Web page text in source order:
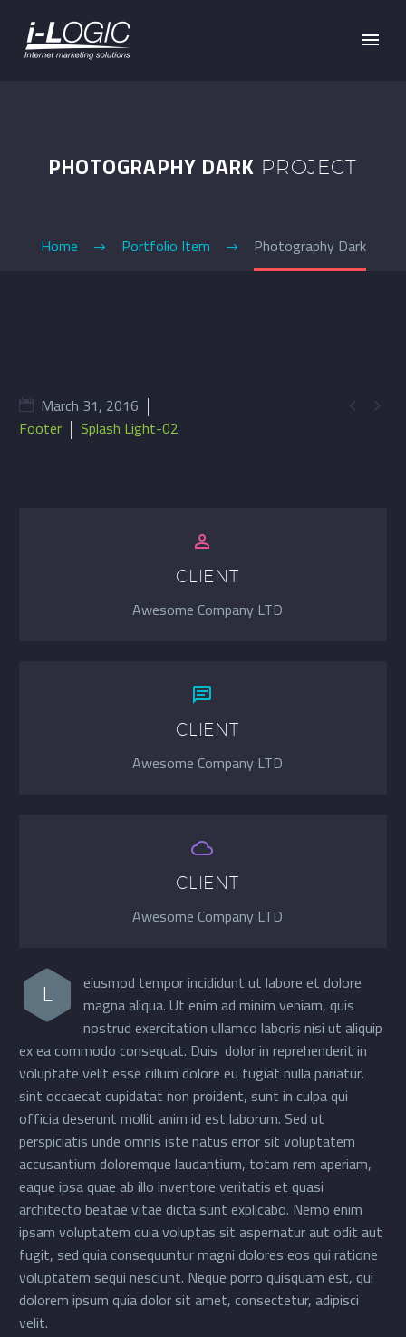
PHOTOGRAPHY DARK PROJECT
Home Portfolio Item Photography Dark
 
March 31, 2016
Footer
Splash Light-02


CLIENT
Awesome Company LTD


CLIENT
Awesome Company LTD


CLIENT
Awesome Company LTD
L
eiusmod tempor incididunt ut labore et dolore
magna aliqua. Ut enim ad minim veniam, quis
nostrud exercitation ullamco laboris nisi ut aliquip
ex ea commodo consequat. Duis dolor in reprehenderit in
voluptate velit esse cillum dolore eu fugiat nulla pariatur.
sint occaecat cupidatat non proident, sunt in culpa qui
officia deserunt mollit anim id est laborum. Sed ut
perspiciatis unde omnis iste natus error sit voluptatem
accusantium doloremque laudantium, totam rem aperiam,
eaque ipsa quae ab illo inventore veritatis et quasi
architecto beatae vitae dicta sunt explicabo. Nemo enim
ipsam voluptatem quia voluptas sit aspernatur aut odit aut
fugit, sed quia consequuntur magni dolores eos qui ratione
voluptatem sequi nesciunt. Neque porro quisquam est, qui
dolorem ipsum quia dolor sit amet, consectetur, adipisci
velit.